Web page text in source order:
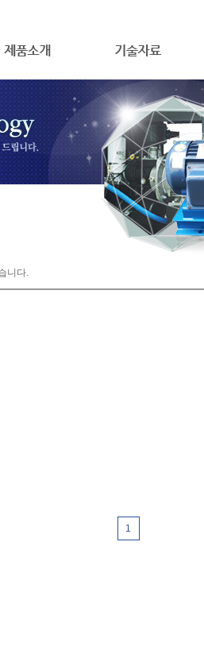
니다.
1